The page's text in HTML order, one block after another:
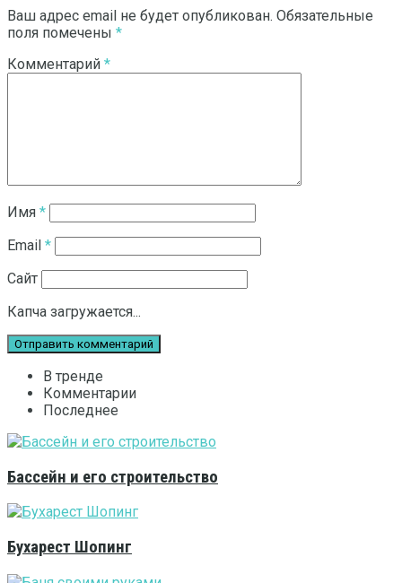
Ваш адрес email не будет опубликован. Обязательные
поля помечены *
Комментарий *
Имя *
Email *
Сайт
Капча загружается...
В тренде
Комментарии
Последнее
Бассейн и его строительство
Бухарест Шопинг